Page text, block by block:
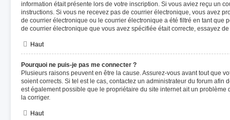
information était présente lors de votre inscription. Si vous aviez reçu un
instructions. Si vous ne recevez pas de courrier électronique, vous avez
de courrier électronique ou le courrier électronique a été filtré en tant que
de courrier électronique que vous avez spécifiée était correcte, essayez
Haut
Pourquoi ne puis-je pas me connecter ?
Plusieurs raisons peuvent en être la cause. Assurez-vous avant tout que
soient corrects. Si tel est le cas, contactez un administrateur du forum afin
est également possible que le propriétaire du site internet ait un problème
la corriger.
Haut